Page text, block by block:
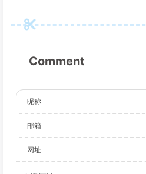
Comment
昵称
邮箱
网址